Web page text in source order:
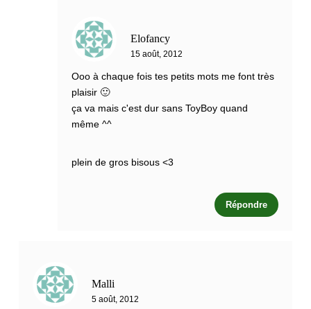
Elofancy
15 août, 2012
Ooo à chaque fois tes petits mots me font très
plaisir 🙂
ça va mais c'est dur sans ToyBoy quand
même ^^
plein de gros bisous <3
Répondre
Malli
5 août, 2012